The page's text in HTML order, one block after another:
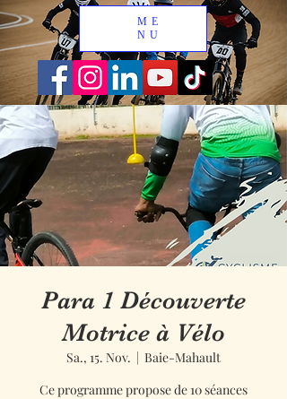
ME
NU
Para 1 Découverte
Motrice à Vélo
Sa., 15. Nov.
  |
Baie-Mahault
Ce programme propose de 10 séances